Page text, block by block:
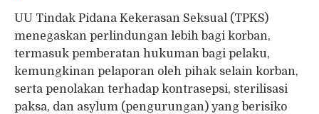
UU Tindak Pidana Kekerasan Seksual (TPKS)
menegaskan perlindungan lebih bagi korban,
termasuk pemberatan hukuman bagi pelaku,
kemungkinan pelaporan oleh pihak selain korban,
serta penolakan terhadap kontrasepsi, sterilisasi
paksa, dan asylum (pengurungan) yang berisiko